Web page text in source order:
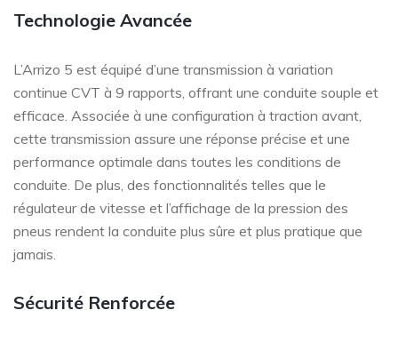
Technologie Avancée
L’Arrizo 5 est équipé d’une transmission à variation
continue CVT à 9 rapports, offrant une conduite souple et
efficace. Associée à une configuration à traction avant,
cette transmission assure une réponse précise et une
performance optimale dans toutes les conditions de
conduite. De plus, des fonctionnalités telles que le
régulateur de vitesse et l’affichage de la pression des
pneus rendent la conduite plus sûre et plus pratique que
jamais.
Sécurité Renforcée